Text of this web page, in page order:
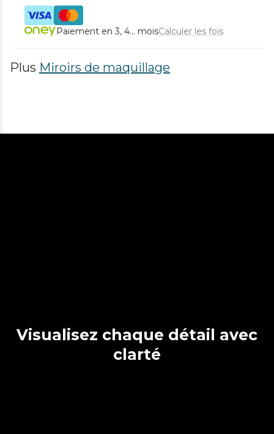
Paiement en 3, 4... moisCalculer les fois
Plus Miroirs de maquillage
Visualisez chaque détail avec
clarté